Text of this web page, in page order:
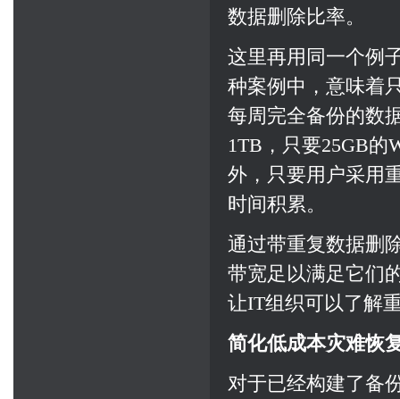
数据删除比率。
这里再用同一个例
种案例中，意味着
每周完全备份的数
1TB，只要25GB
外，只要用户采用
时间积累。
通过带重复数据删
带宽足以满足它们
让IT组织可以了解
简化低成本灾难恢
对于已经构建了备